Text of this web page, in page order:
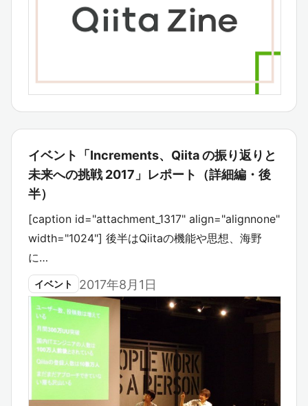
イベント「Increments、Qiita の振り返りと
未来への挑戦 2017」レポート（詳細編・後
半）
[caption id="attachment_1317" align="alignnone"
width="1024"] 後半はQiitaの機能や思想、海野
に…
イベント 2017年8月1日